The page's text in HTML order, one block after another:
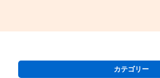
カテゴリー